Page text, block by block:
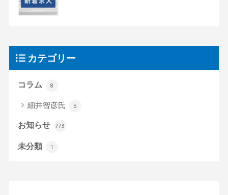
カテゴリー
コラム 8
細井智彦氏 5
お知らせ 773
未分類 1